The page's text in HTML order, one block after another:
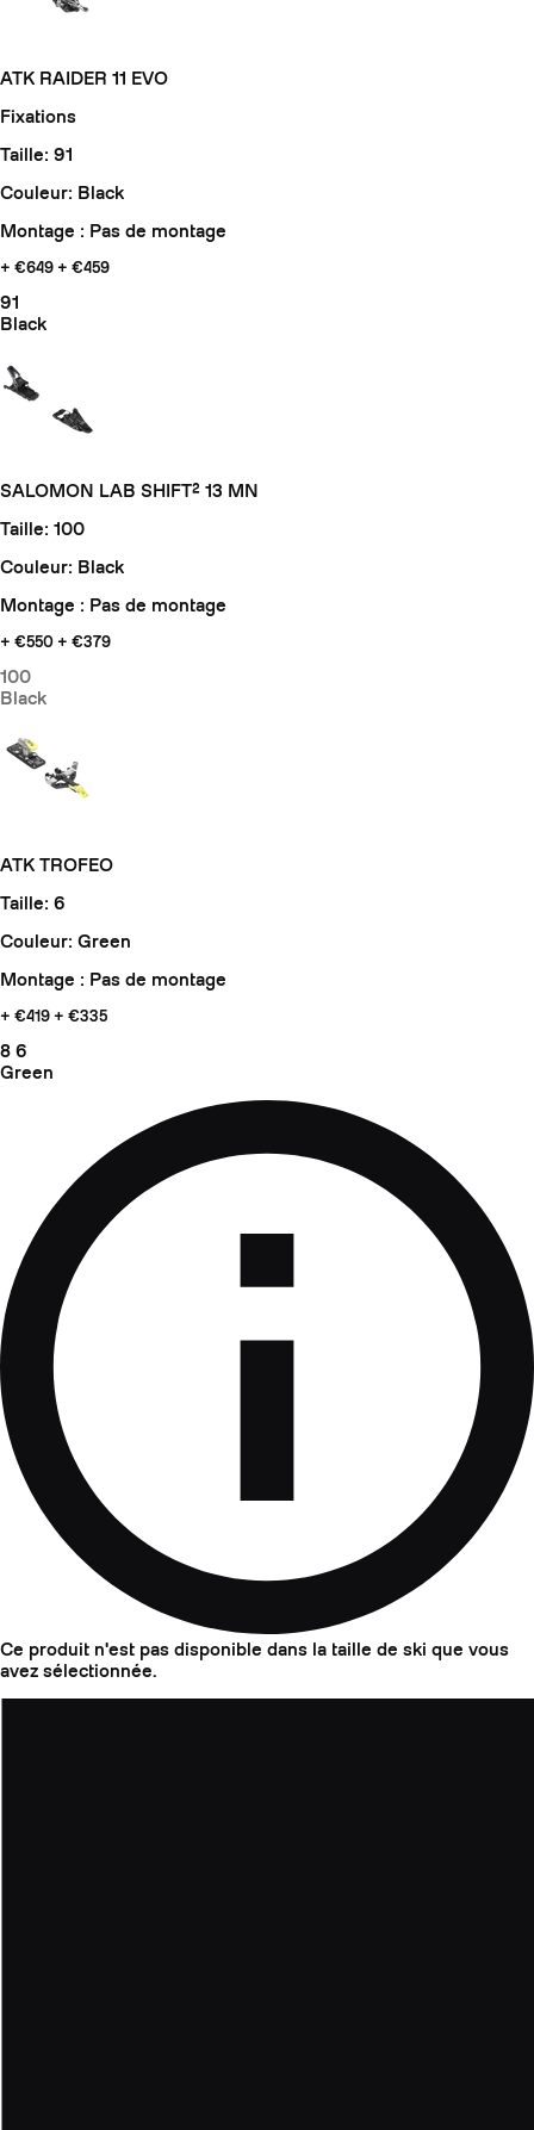
ATK RAIDER 11 EVO
Fixations
Taille: 91
Couleur: Black
Montage : Pas de montage
+ €649 + €459
91
Black
SALOMON LAB SHIFT² 13 MN
Taille: 100
Couleur: Black
Montage : Pas de montage
+ €550 + €379
100
Black
ATK TROFEO
Taille: 6
Couleur: Green
Montage : Pas de montage
+ €419 + €335
8 6
Green
Ce produit n'est pas disponible dans la taille de ski que vous
avez sélectionnée.